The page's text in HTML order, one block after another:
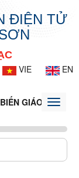
ĐIỆN TỬ
VIE
EN
GIÁO DỤCToggle